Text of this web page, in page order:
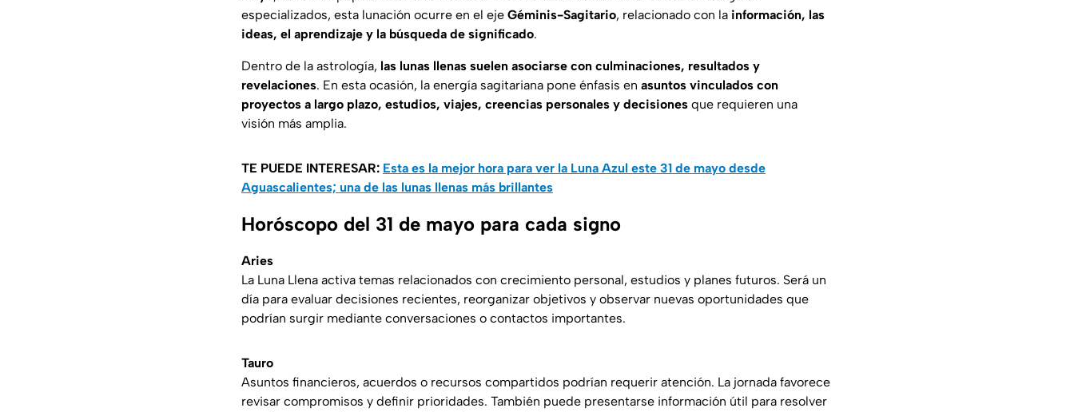
especializados, esta lunación ocurre en el eje Géminis-Sagitario, relacionado con la información, las
ideas, el aprendizaje y la búsqueda de significado.
Dentro de la astrología, las lunas llenas suelen asociarse con culminaciones, resultados y
revelaciones. En esta ocasión, la energía sagitariana pone énfasis en asuntos vinculados con
proyectos a largo plazo, estudios, viajes, creencias personales y decisiones que requieren una
visión más amplia.
TE PUEDE INTERESAR: Esta es la mejor hora para ver la Luna Azul este 31 de mayo desde
Aguascalientes; una de las lunas llenas más brillantes
Horóscopo del 31 de mayo para cada signo
Aries
La Luna Llena activa temas relacionados con crecimiento personal, estudios y planes futuros. Será un
día para evaluar decisiones recientes, reorganizar objetivos y observar nuevas oportunidades que
podrían surgir mediante conversaciones o contactos importantes.
Tauro
Asuntos financieros, acuerdos o recursos compartidos podrían requerir atención. La jornada favorece
revisar compromisos y definir prioridades. También puede presentarse información útil para resolver